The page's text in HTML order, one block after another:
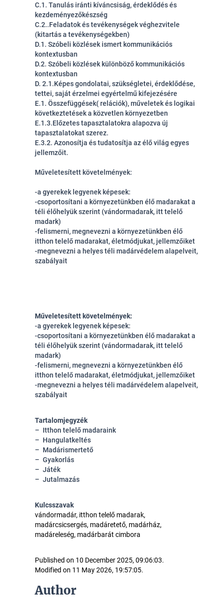
C.1. Tanulás iránti kíváncsiság, érdeklődés és
kezdeményezőkészség
C.2..Feladatok és tevékenységek véghezvitele
(kitartás a tevékenységekben)
D.1. Szóbeli közlések ismert kommunikációs
kontextusban
D.2. Szóbeli közlések különböző kommunikációs
kontextusban
D. 2.1.Képes gondolatai, szükségletei, érdeklődése,
tettei, saját érzelmei egyértelmű kifejezésére
E.1. Összefüggések( relációk), műveletek és logikai
következtetések a közvetlen környezetben
E.1.3.Előzetes tapasztalatokra alapozva új
tapasztalatokat szerez.
E.3.2. Azonosítja és tudatosítja az élő világ egyes
jellemzőit.
Műveletesített követelmények:
-a gyerekek legyenek képesek:
-csoportosítani a környezetünkben élő madarakat a
téli élőhelyük szerint (vándormadarak, itt telelő
madark)
-felismerni, megnevezni a környezetünkben élő
itthon telelő madarakat, életmódjukat, jellemzőiket
-megnevezni a helyes téli madárvédelem alapelveit,
szabályait
Műveletesített követelmények:
-a gyerekek legyenek képesek:
-csoportosítani a környezetünkben élő madarakat a
téli élőhelyük szerint (vándormadarak, itt telelő
madark)
-felismerni, megnevezni a környezetünkben élő
itthon telelő madarakat, életmódjukat, jellemzőiket
-megnevezni a helyes téli madárvédelem alapelveit,
szabályait
Tartalomjegyzék
Itthon telelő madaraink
Hangulatkeltés
Madárismertető
Gyakorlás
Játék
Jutalmazás
Kulcsszavak
vándormadár, itthon telelő madarak,
madárcsicsergés, madáretető, madárház,
madáreleség, madárbarát cimbora
Published on 10 December 2025, 09:06:03.
Modified on 11 May 2026, 19:57:05.
Author